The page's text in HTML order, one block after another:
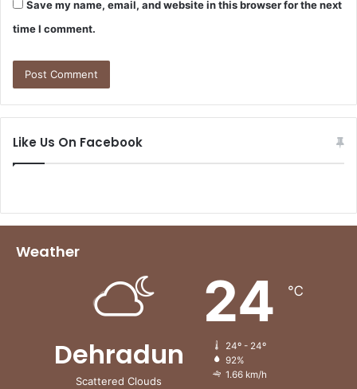
Save my name, email, and website in this browser for the next
time I comment.
Like Us On Facebook
Weather
Dehradun
Scattered Clouds
24 ℃
24º - 24º
92%
1.66 km/h